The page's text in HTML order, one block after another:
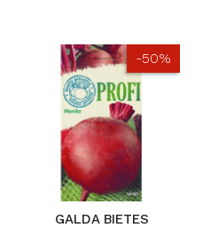
-50%
GALDA BIETES